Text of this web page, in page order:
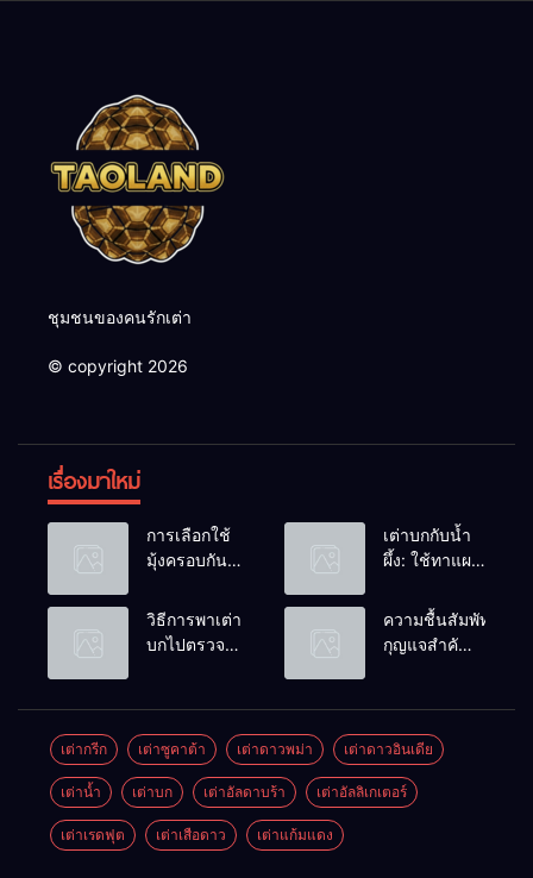
ชุมชนของคนรักเต่า
© copyright 2026
เรื่องมาใหม่
การเลือกใช้
มุ้งครอบกัน
วางไข่ในคอก
เต่า
เต่าบกกับน้ำ
ผึ้ง: ใช้ทาแผล
ดื่มได้ไหม?
วิธีการพาเต่า
บกไปตรวจ
ความชื้นสัมพัทธ์:
กุญแจสำคัญ
เต่ากรีก เต่าซูคาต้า เต่าดาวพม่า เต่าดาวอินเดีย
เต่าน้ำ เต่าบก เต่าอัลดาบร้า เต่าอัลลิเกเตอร์
เต่าเรดฟุต เต่าเสือดาว เต่าแก้มแดง